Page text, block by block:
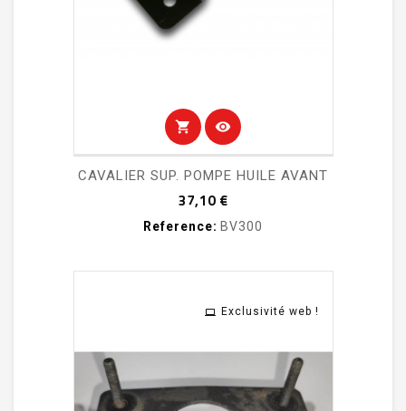
shopping_cart visibility
CAVALIER SUP. POMPE HUILE AVANT
37,10 €Prix
Reference: BV300
Exclusivité web !